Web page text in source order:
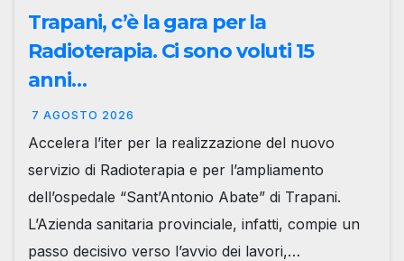
Trapani, c’è la gara per la
Radioterapia. Ci sono voluti 15
anni…
7 AGOSTO 2026
Accelera l’iter per la realizzazione del nuovo
servizio di Radioterapia e per l’ampliamento
dell’ospedale “Sant’Antonio Abate” di Trapani.
L’Azienda sanitaria provinciale, infatti, compie un
passo decisivo verso l’avvio dei lavori,…